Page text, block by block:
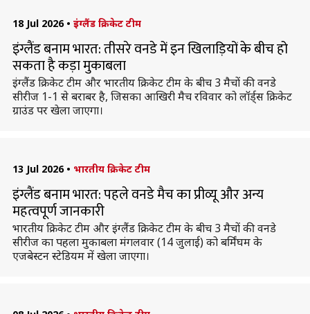
18 Jul 2026 • इंग्लैंड क्रिकेट टीम
इंग्लैंड बनाम भारत: तीसरे वनडे में इन खिलाड़ियों के बीच हो
सकता है कड़ा मुकाबला
इंग्लैंड क्रिकेट टीम और भारतीय क्रिकेट टीम के बीच 3 मैचों की वनडे
सीरीज 1-1 से बराबर है, जिसका आखिरी मैच रविवार को लॉर्ड्स क्रिकेट
ग्राउंड पर खेला जाएगा।
13 Jul 2026 • भारतीय क्रिकेट टीम
इंग्लैंड बनाम भारत: पहले वनडे मैच का प्रीव्यू और अन्य
महत्वपूर्ण जानकारी
भारतीय क्रिकेट टीम और इंग्लैंड क्रिकेट टीम के बीच 3 मैचों की वनडे
सीरीज का पहला मुकाबला मंगलवार (14 जुलाई) को बर्मिंघम के
एजबेस्टन स्टेडियम में खेला जाएगा।